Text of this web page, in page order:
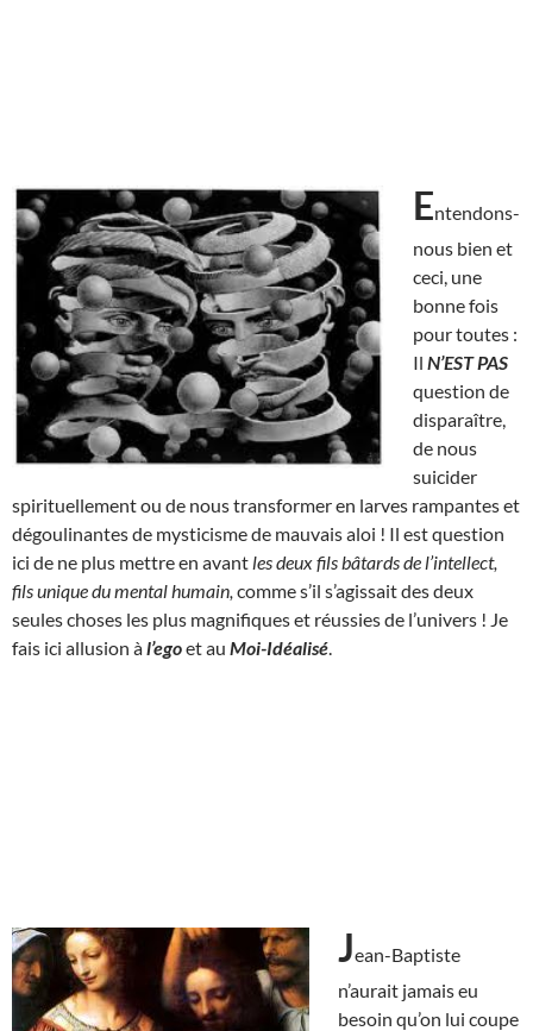
Entendons-
nous bien et
ceci, une
bonne fois
pour toutes :
Il N’EST PAS
question de
disparaître,
de nous
suicider
spirituellement ou de nous transformer en larves rampantes et
dégoulinantes de mysticisme de mauvais aloi ! Il est question
ici de ne plus mettre en avant les deux fils bâtards de l’intellect,
fils unique du mental humain, comme s’il s’agissait des deux
seules choses les plus magnifiques et réussies de l’univers ! Je
fais ici allusion àl’egoet au Moi-Idéalisé
Jean-Baptiste
n’aurait jamais eu
besoin qu’on lui coupe